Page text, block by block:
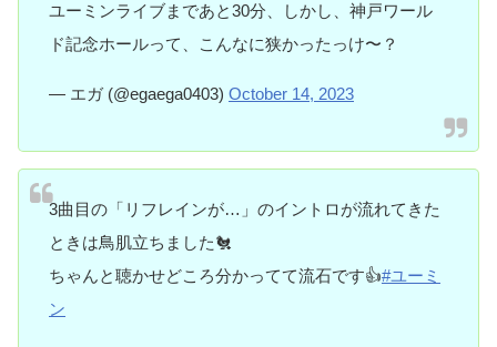
ユーミンライブまであと30分、しかし、神戸ワール
ド記念ホールって、こんなに狭かったっけ〜？
— エガ (@egaega0403) October 14, 2023
3曲目の「リフレインが…」のイントロが流れてきた
ときは鳥肌立ちました🐔
ちゃんと聴かせどころ分かってて流石です👍#ユーミ
ン